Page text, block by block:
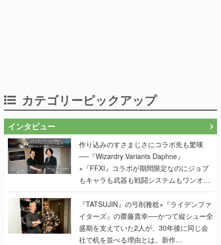
作り込みのすさまじさにコラボ先も驚嘆
──『Wizardry Variants Daphne』
もキャラも武器も戦闘システムもワンオフ
で作り込まれた理由を両ディレクターに聞
く
『TATSUJIN』の弓削雅稔×『ライデンファ
イターズ』の齋藤貴幸──かつて縦シュー全
盛期を支えていた2人が、30年後に同じ会
社で机を並べる理由とは。新作
『TATSUJIN EXTREME』で初タッグを組
んだレジェンド2人に訊く開発秘話
実写映像1000分、ルート分岐100種類以
上。配信開始5日で100万本を売った、中国